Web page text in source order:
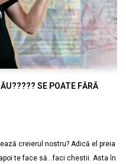
SE POATE FĂRĂ
creierul nostru? Adică el preia
te face să…faci chestii. Asta în